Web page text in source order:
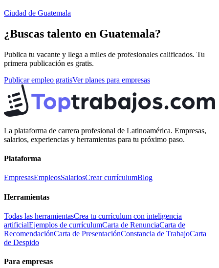
Ciudad de Guatemala
¿Buscas talento en Guatemala?
Publica tu vacante y llega a miles de profesionales calificados. Tu
primera publicación es gratis.
Publicar empleo gratisVer planes para empresas
La plataforma de carrera profesional de Latinoamérica. Empresas,
salarios, experiencias y herramientas para tu próximo paso.
Plataforma
EmpresasEmpleosSalariosCrear currículumBlog
Herramientas
Todas las herramientasCrea tu currículum con inteligencia
artificialEjemplos de currículumCarta de RenunciaCarta de
RecomendaciónCarta de PresentaciónConstancia de TrabajoCarta
de Despido
Para empresas